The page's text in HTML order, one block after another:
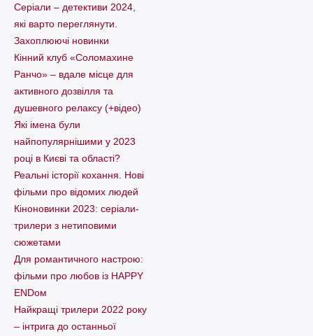
Серіали – детективи 2024,
які варто пеpеглянути.
Захоплюючі новинки
Кінний клуб «Соломахине
Ранчо» – вдале місце для
активного дозвілля та
душевного релаксу (+відео)
Які імена були
найпопулярнішими у 2023
році в Києві та області?
Реальні історії кохання. Нові
фільми про відомих людей
Кіноновинки 2023: серіали-
трилери з нетиповими
сюжетами
Для романтичного настрою:
фільми про любов із HAPPY
ENDом
Найкращі трилери 2022 року
– інтрига до останньої